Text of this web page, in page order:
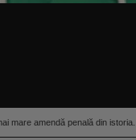
mare amendă penală din istoria...